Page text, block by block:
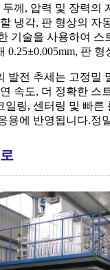
께, 압력 및 장력의
냉각, 판 형상의 자
기술을 사용하여 스
0.25±0.005mm, 판 형
발전 추세는 고정밀
속도, 더 정확한 스
일링, 센터링 및 빠른
용에 반영됩니다.정